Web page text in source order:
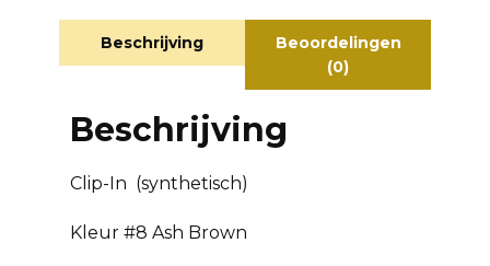
Beschrijving
Beoordelingen
(0)
Beschrijving
Clip-In (synthetisch)
Kleur #8 Ash Brown